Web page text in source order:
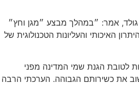
אמר: ״במהלך מבצע ״מגן וחץ״
האיכותי והעליונות הטכנולוגית של
לטובת הגנת שמי המדינה מפני
הוכיחו שוב את כשירותם הגבוהה. הערכתי הרבה